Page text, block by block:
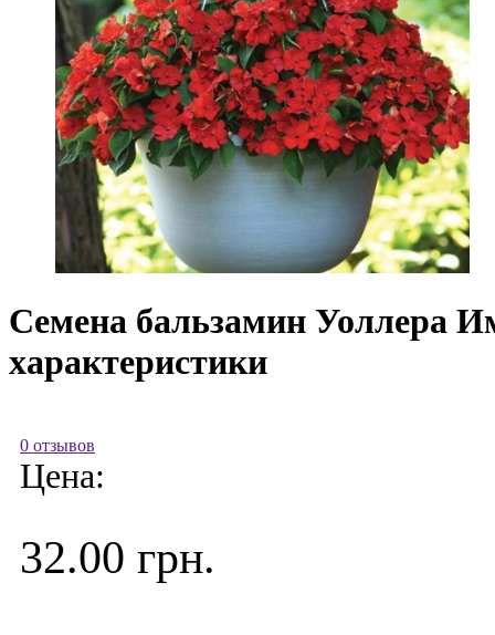
Семена бальзамин Уоллера
характеристики
0 отзывов
Цена:
32.00 грн.